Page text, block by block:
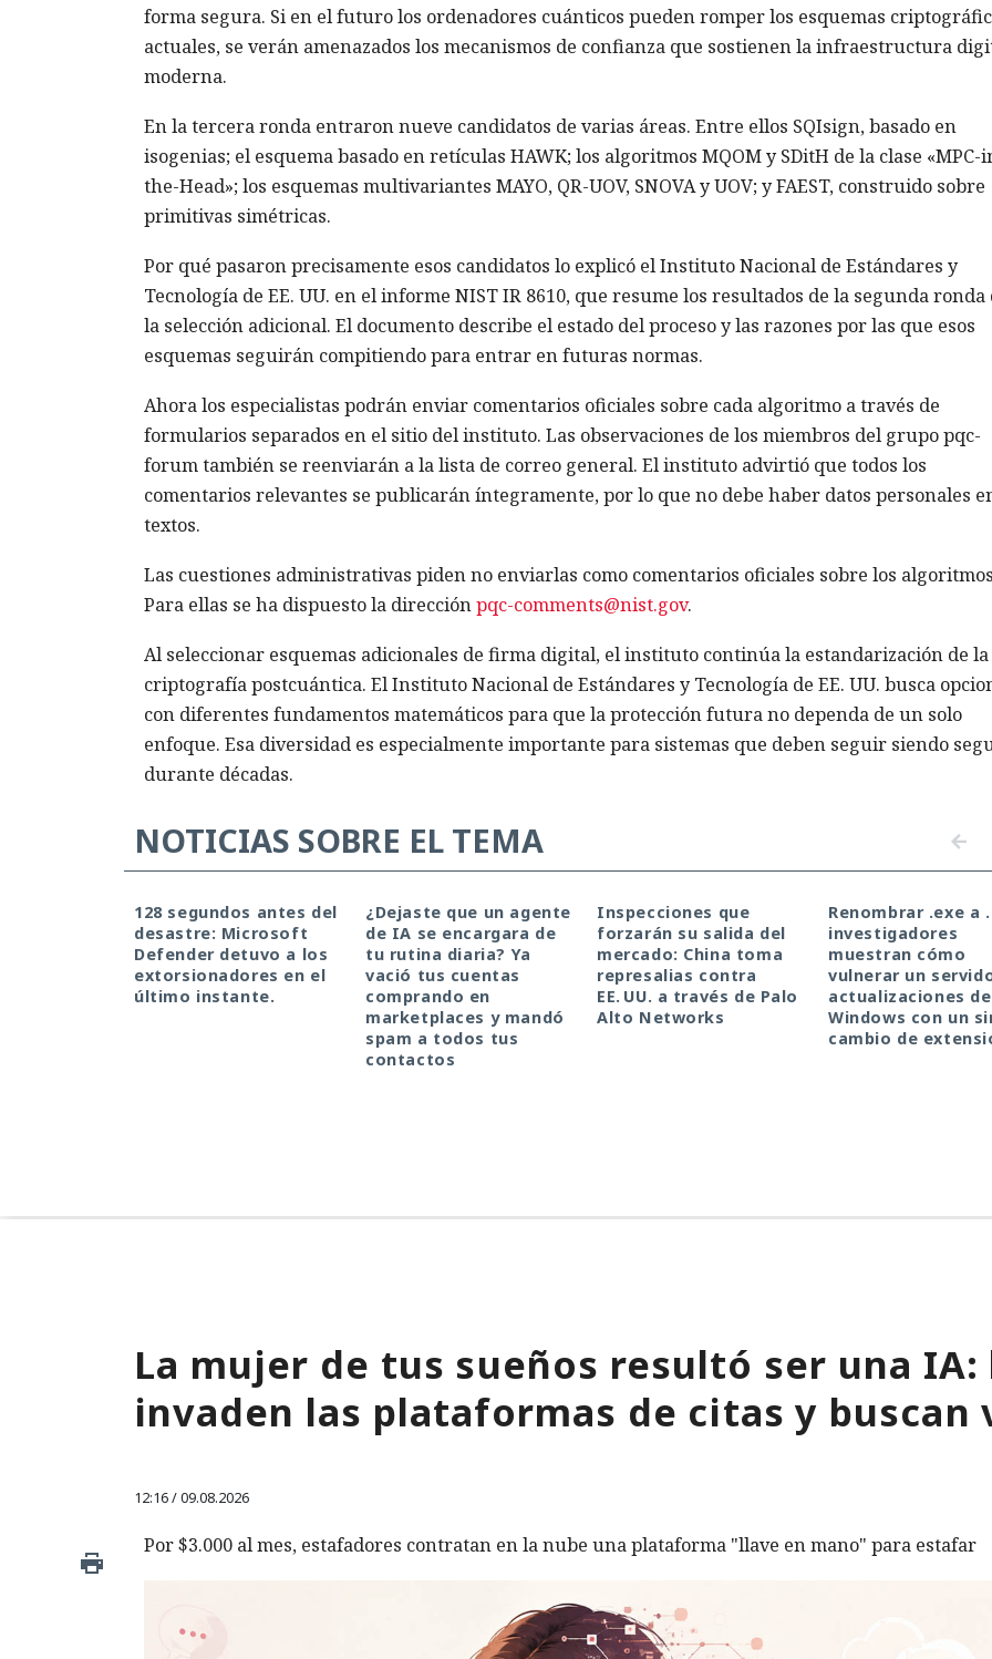
forma segura. Si en el futuro los ordenadores cuánticos pueden romper los esquemas
actuales, se verán amenazados los mecanismos de confianza que sostienen la infraestructura
moderna.
En la tercera ronda entraron nueve candidatos de varias áreas. Entre ellos SQIsign, basado en
isogenias; el esquema basado en retículas HAWK; los algoritmos MQOM y SDitH de la clase «MPC-
the-Head»; los esquemas multivariantes MAYO, QR-UOV, SNOVA y UOV; y FAEST, construido sobre
primitivas simétricas.
Por qué pasaron precisamente esos candidatos lo explicó el Instituto Nacional de Estándares y
Tecnología de EE. UU. en el informe NIST IR 8610, que resume los resultados de la segunda ronda
la selección adicional. El documento describe el estado del proceso y las razones por las que esos
esquemas seguirán compitiendo para entrar en futuras normas.
Ahora los especialistas podrán enviar comentarios oficiales sobre cada algoritmo a través de
formularios separados en el sitio del instituto. Las observaciones de los miembros del grupo pqc-
forum también se reenviarán a la lista de correo general. El instituto advirtió que todos los
comentarios relevantes se publicarán íntegramente, por lo que no debe haber datos personales
textos.
Las cuestiones administrativas piden no enviarlas como comentarios oficiales sobre los
Para ellas se ha dispuesto la direcciónpqc-comments@nist.gov.
Al seleccionar esquemas adicionales de firma digital, el instituto continúa la estandarización de la
criptografía postcuántica. El Instituto Nacional de Estándares y Tecnología de EE. UU. busca
con diferentes fundamentos matemáticos para que la protección futura no dependa de un solo
enfoque. Esa diversidad es especialmente importante para sistemas que deben seguir siendo
durante décadas.
NOTICIAS SOBRE EL TEMA
128 segundos antes del
desastre: Microsoft
Defender detuvo a los
extorsionadores en el
último instante.
¿Dejaste que un agente
de IA se encargara de
tu rutina diaria? Ya
vació tus cuentas
comprando en
marketplaces y mandó
spam a todos tus
contactos
Inspecciones que
forzarán su salida del
mercado: China toma
represalias contra
EE. UU. a través de Palo
Alto Networks
Renombrar .exe a
investigadores
muestran cómo
vulnerar un
actualizaciones de
Windows con un
cambio de
La mujer de tus sueños resultó ser una
invaden las plataformas de citas y buscan
12:16 / 09.08.2026
Por $3.000 al mes, estafadores contratan en la nube una plataforma "llave en mano" para estafar